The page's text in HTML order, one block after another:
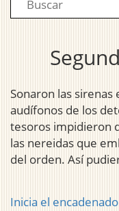
Sonaron las
audífonos de los
tesoros impidieron
las nereidas que
del orden. Así
Inicia el